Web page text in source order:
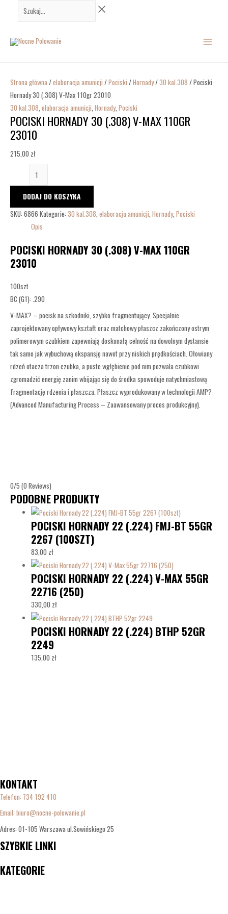
Szukaj...
Strona główna/elaboracja amunicji /Pociski /Hornady/30 kal.308 / Pociski
Hornady 30 (.308) V-Max 110gr 23010
30 kal.308, elaboracja amunicji, Hornady, Pociski
POCISKI HORNADY 30 (.308) V-MAX 110GR
23010
215,00 zł
30
Max
110gr
23010
DODAJ DO KOSZYKA
SKU: 6866 Kategorie: 30 kal.308 elaboracja amunicji Hornady, Pociski
Opis
POCISKI HORNADY 30 (.308) V-MAX 110GR
23010
100szt
BC (G1): .290
V-MAX? – pocisk na szkodniki, szybko fragmentujący. Specjalnie
zaprojektowany opływowy kształt oraz matchowy płaszcz zakończony ostrym
polimerowym czubkiem zapewniają doskonałą celność na dowolnym dystansie
tak samo jak wybuchową ekspansję nawet przy niskich prędkościach. Ołowiany
rdzeń otacza trzon czubka, a puste wgłębienie pod nim pozwala czubkowi
zgromadzić energię zanim wbijając się do środka spowoduje natychmiastową
fragmentację rdzenia i płaszcza. Płaszcz wyprodukowany w technologii AMP?
(Advanced Manufacturing Process – Zaawansowany proces produkcyjny).
0/5 (0 Reviews)
PODOBNE PRODUKTY
POCISKI HORNADY 22 (.224) FMJ-BT 55GR
2267 (100SZT)
83,00 zł
POCISKI HORNADY 22 (.224) V-MAX 55GR
22716 (250)
330,00 zł
POCISKI HORNADY 22 (.224) BTHP 52GR
2249
135,00 zł
KONTAKT
Telefon: 734 192 410
Email: biuro@nocne-polowanie.pl
Adres: 01-105 Warszawa ul.Sowińskiego 25
SZYBKIE LINKI
KATEGORIE